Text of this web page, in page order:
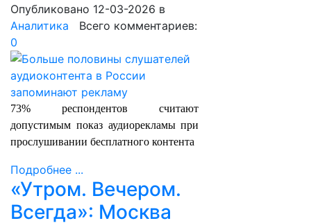
Опубликовано 12-03-2026 в
Аналитика Всего комментариев:
0
73% респондентов считают
допустимым показ аудиорекламы при
прослушивании бесплатного контента
Подробнее ...
«Утром. Вечером.
Всегда»: Москва